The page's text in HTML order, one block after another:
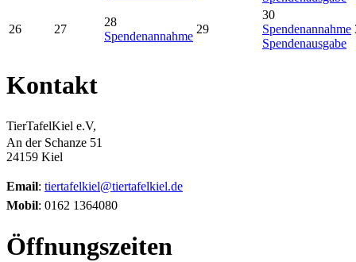
26 27
28
Spendenannahme
29
30
Spendenannahme
Spendenausgabe
Kontakt
TierTafelKiel e.V,
An der Schanze 51
24159 Kiel
Email: tiertafelkiel@tiertafelkiel.de
Mobil: 0162 1364080
Öffnungszeiten